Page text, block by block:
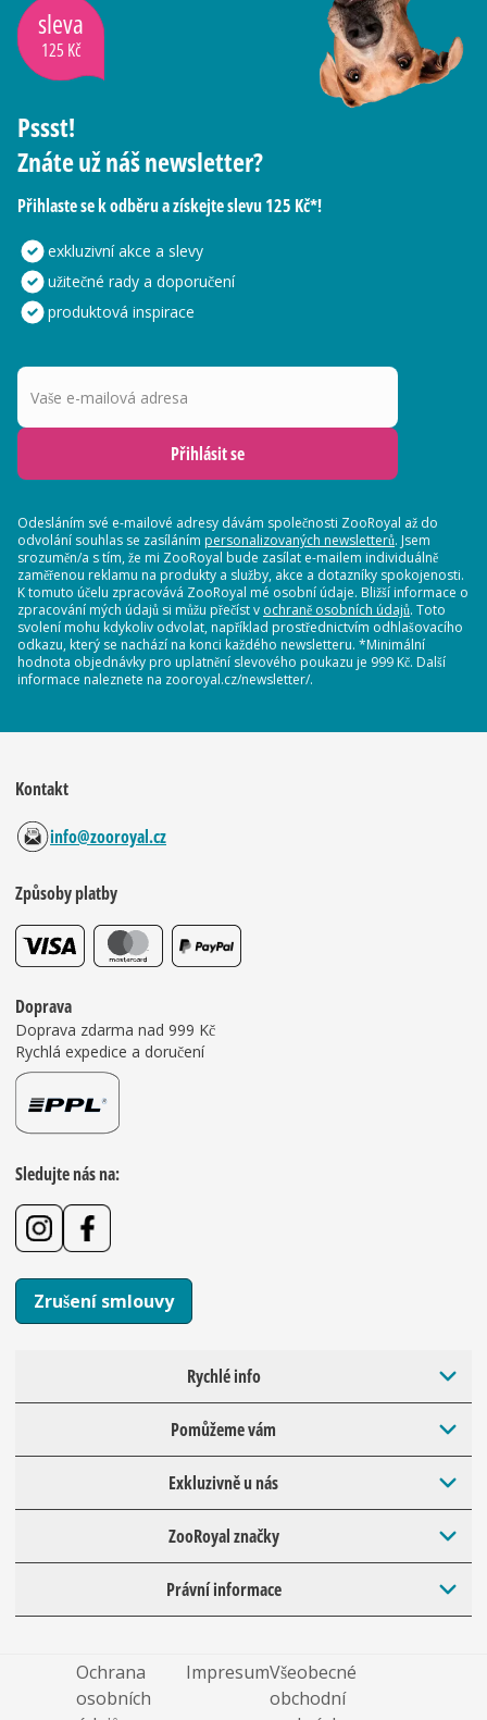
sleva
125 Kč
Pssst!
Znáte už náš newsletter?
Přihlaste se k odběru a získejte slevu 125 Kč*!
exkluzivní akce a slevy
užitečné rady a doporučení
produktová inspirace
Vaše e-mailová adresa
Přihlásit se
Odesláním své e-mailové adresy dávám společnosti ZooRoyal až do
odvolání souhlas se zasíláním personalizovaných newsletterů. Jsem
srozuměn/a s tím, že mi ZooRoyal bude zasílat e-mailem individuálně
zaměřenou reklamu na produkty a služby, akce a dotazníky spokojenosti.
K tomuto účelu zpracovává ZooRoyal mé osobní údaje. Bližší informace o
zpracování mých údajů si můžu přečíst v ochraně osobních údajů. Toto
svolení mohu kdykoliv odvolat, například prostřednictvím odhlašovacího
odkazu, který se nachází na konci každého newsletteru. *Minimální
hodnota objednávky pro uplatnění slevového poukazu je 999 Kč. Další
informace naleznete na zooroyal.cz/newsletter/.
Kontakt
info@zooroyal.cz
Způsoby platby
Doprava
Doprava zdarma nad 999 Kč
Rychlá expedice a doručení
Sledujte nás na:
Zrušení smlouvy
Rychlé info
Pomůžeme vám
Exkluzivně u nás
ZooRoyal značky
Právní informace
Ochrana
osobních
ImpresumVšeobecné
obchodní